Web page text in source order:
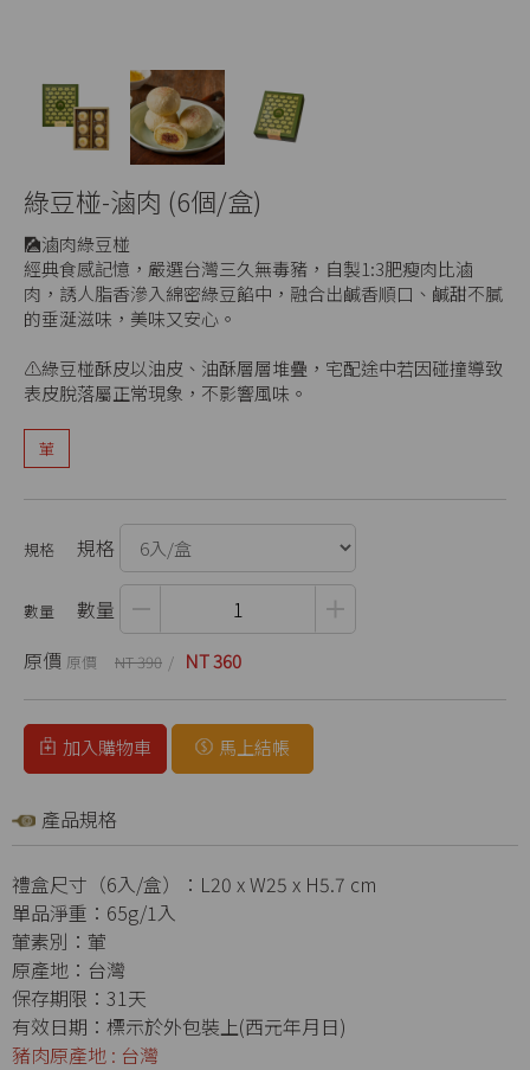
綠豆椪-滷肉 (6個/盒)
🎑滷肉綠豆椪
經典食感記憶，嚴選台灣三久無毒豬，自製1:3肥瘦肉比滷
肉，誘人脂香滲入綿密綠豆餡中，融合出鹹香順口、鹹甜不膩
的垂涎滋味，美味又安心。
⚠️綠豆椪酥皮以油皮、油酥層層堆疊，宅配途中若因碰撞導致
表皮脫落屬正常現象，不影響風味。
葷
規格
數量
原價
NT 390 NT 360
加入購物車 馬上結帳
產品規格
禮盒尺寸（6入/盒）：L20 x W25 x H5.7 cm
單品淨重：65g/1入
葷素別：葷
原產地：台灣
保存期限：31天
有效日期：標示於外包裝上(西元年月日)
豬肉原產地 : 台灣